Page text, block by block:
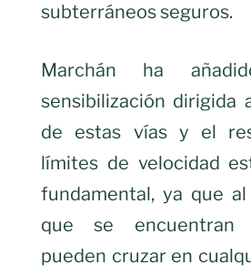
subterráneos seguros.
Marchán ha
sensibilización dirigida
de estas vías y el
límites de velocidad
fundamental, ya que
que se encuentran
pueden cruzar en